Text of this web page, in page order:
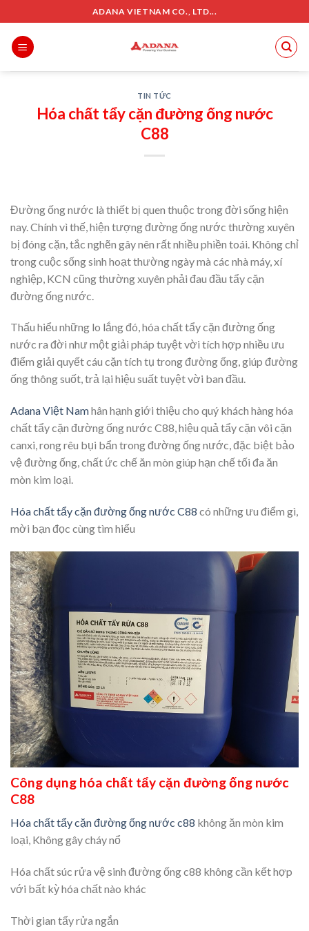
to
content
ADANA VIETNAM CO., LTD...
TIN TỨC
Hóa chất tẩy cặn đường ống nước
C88
Đường ống nước là thiết bị quen thuộc trong đời sống hiện
nay. Chính vì thế, hiện tượng đường ống nước thường xuyên
bị đóng cặn, tắc nghẽn gây nên rất nhiều phiền toái. Không chỉ
trong cuộc sống sinh hoạt thường ngày mà các nhà máy, xí
nghiệp, KCN cũng thường xuyên phải đau đầu tẩy cặn
đường ống nước.
Thấu hiểu những lo lắng đó, hóa chất tẩy cặn đường ống
nước ra đời như một giải pháp tuyệt vời tích hợp nhiều ưu
điểm giải quyết cáu cặn tích tụ trong đường ống, giúp đường
ống thông suốt, trả lại hiệu suất tuyệt vời ban đầu.
Adana Việt Namhân hạnh giới thiệu cho quý khách hàng hóa
chất tẩy cặn đường ống nước C88, hiệu quả tẩy cặn vôi cặn
canxi, rong rêu bụi bẩn trong đường ống nước, đặc biệt bảo
vệ đường ống, chất ức chế ăn mòn giúp hạn chế tối đa ăn
mòn kim loại.
Hóa chất tẩy cặn đường ống nước C88 có những ưu điểm gì,
mời bạn đọc cùng tìm hiểu
Công dụng hóa chất tẩy cặn đường ống nước
C88
Hóa chất tẩy cặn đường ống nước c88 không ăn mòn kim
loại, Không gây cháy nổ
Hóa chất súc rửa vệ sinh đường ống c88 không cần kết hợp
với bất kỳ hóa chất nào khác
Thời gian tẩy rửa ngắn